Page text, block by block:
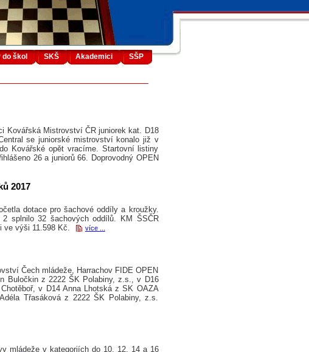
do škol SKŠ Akademici SŠP
Kovářská Mistrovství ČR juniorek kat. D18
se juniorské mistrovství konalo již v
Kovářské opět vracíme. Startovní listiny
26 a juniorů 66. Doprovodný OPEN
2017
dotace pro šachové oddíly a kroužky.
splnilo 32 šachových oddílů. KM ŠSČR
ve výši 11.598 Kč.
více ...
Čech mládeže, Harrachov FIDE OPEN
Buločkin z 2222 ŠK Polabiny, z.s., v D16
v D14 Anna Lhotská z SK OAZA
Třasáková z 2222 ŠK Polabiny, z.s.
mládeže v kategoriích do 10, 12, 14 a 16